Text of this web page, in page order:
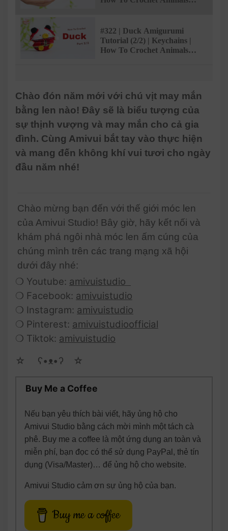
#322 | Duck Amigurumi
Tutorial (2/2) | Keychains |
How To Crochet Animals
Chào đón năm mới với chú vịt may mắn
bằng len nào! Đây sẽ là biểu tượng của
sự thịnh vượng và may mắn cho cả gia
đình. Cùng Amivui bắt tay vào thực hiện
và mang đến không khí vui tươi cho ngày
đầu năm nhé!
Chào mừng bạn đến với thế giới móc len
của Amivui Studio! Bây giờ, hãy kết nối và
khám phá ngôi nhà móc len ấm cúng của
chúng mình trên các trang mạng xã hội
dưới đây nhé:
❍ Youtube: amivuistudio
❍ Facebook: amivuistudio
❍ Instagram: amivuistudio
❍ Pinterest: amivuistudioofficial
❍ Tiktok: amivuistudio
☆ゝ ʕ•ᴥ•ʔゝ☆
Buy Me a Coffee
Nếu bạn yêu thích bài viết, hãy ủng hộ cho
Amivui Studio bằng cách mời mình một tách cà
phê. Buy me a coffee là một ứng dụng an toàn và
miễn phí, bạn đọc có thể sử dụng PayPal, thẻ tín
dụng (Visa/Master)… để ủng hộ cho website.
Amivui Studio cảm ơn sự ủng hộ của bạn.
Buy me a coffee